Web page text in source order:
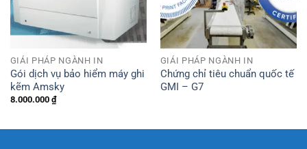
GIẢI PHÁP NGÀNH IN
Gói dịch vụ bảo hiểm máy ghi
kẽm Amsky
8.000.000 ₫
GIẢI PHÁP NGÀNH IN
Chứng chỉ tiêu chuẩn quốc tế
GMI – G7